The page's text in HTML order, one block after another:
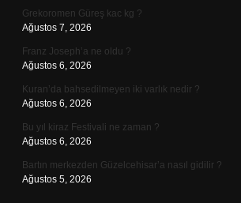
Grekoromen Güreş kac kg ?
Ağustos 7, 2026
Franz Joseph’a ne oldu ?
Ağustos 6, 2026
Kuran’da bahsedilmeyen iki varlık nedir ?
Ağustos 6, 2026
Bu yıl kiraz Festivali ne zaman ?
Ağustos 6, 2026
Bartın merkezden Güzelcehisar’a nasıl gidilir ?
Ağustos 5, 2026